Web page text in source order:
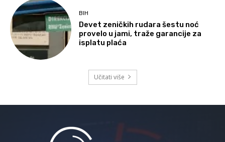
BIH
Devet zeničkih rudara šestu noć
provelo u jami, traže garancije za
isplatu plaća
Učitati više